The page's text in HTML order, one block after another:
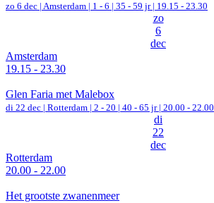
zo 6 dec | Amsterdam | 1 - 6 | 35 - 59 jr | 19.15 - 23.30
zo
6
dec
Amsterdam
19.15 - 23.30
Glen Faria met Malebox
di 22 dec | Rotterdam | 2 - 20 | 40 - 65 jr | 20.00 - 22.00
di
22
dec
Rotterdam
20.00 - 22.00
Het grootste zwanenmeer